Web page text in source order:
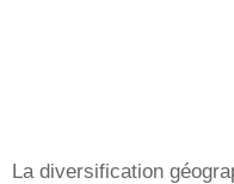
La diversification